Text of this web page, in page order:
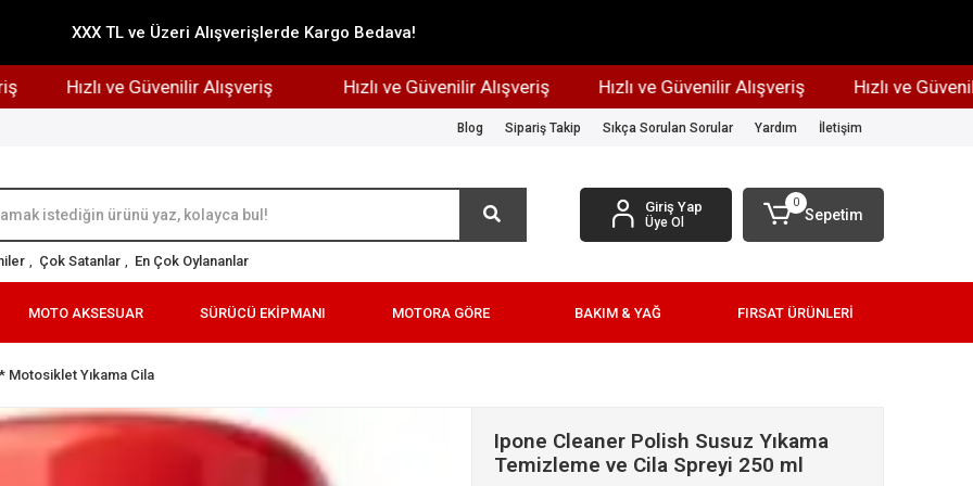
XXX TL ve Üzeri Alışverişlerde Kargo Bedava!
Hızlı ve Güvenilir Alışveriş Hızlı ve Güvenilir Alışveriş Hızlı ve Güvenilir Alışveriş Hızlı ve Güvenilir
Blog Sipariş Takip Sıkça Sorulan Sorular Yardım İletişim
, Çok Satanlar , En Çok Oylananlar
Giriş Yap
Üye Ol
0
Sepetim
MOTO AKSESUAR SÜRÜCÜ EKİPMANI MOTORA GÖRE BAKIM & YAĞ FIRSAT ÜRÜNLERİ
* Motosiklet Yıkama Cila
Ipone Cleaner Polish Susuz Yıkama
Temizleme ve Cila Spreyi 250 ml